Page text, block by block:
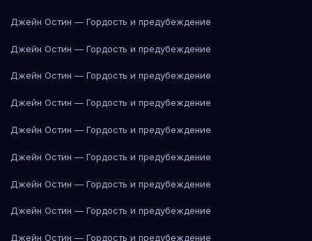
Джейн Остин — Гордость и предубеждение
Джейн Остин — Гордость и предубеждение
Джейн Остин — Гордость и предубеждение
Джейн Остин — Гордость и предубеждение
Джейн Остин — Гордость и предубеждение
Джейн Остин — Гордость и предубеждение
Джейн Остин — Гордость и предубеждение
Джейн Остин — Гордость и предубеждение
Джейн Остин — Гордость и предубеждение